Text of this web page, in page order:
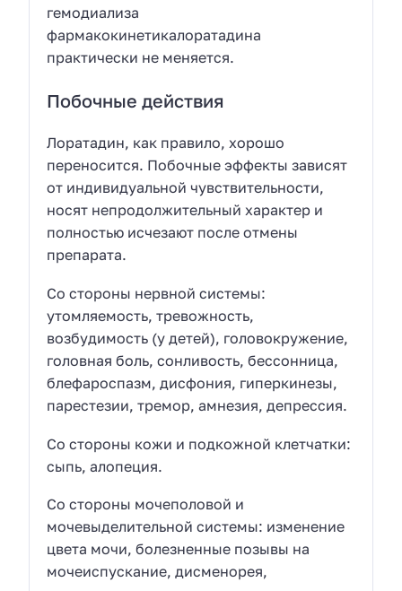
гемодиализа
фармакокинетикалоратадина
практически не меняется.
Побочные действия
Лоратадин, как правило, хорошо
переносится. Побочные эффекты зависят
от индивидуальной чувствительности,
носят непродолжительный характер и
полностью исчезают после отмены
препарата.
Со стороны нервной системы:
утомляемость, тревожность,
возбудимость (у детей), головокружение,
головная боль, сонливость, бессонница,
блефароспазм, дисфония, гиперкинезы,
парестезии, тремор, амнезия, депрессия.
Со стороны кожи и подкожной клетчатки:
сыпь, алопеция.
Со стороны мочеполовой и
мочевыделительной системы: изменение
цвета мочи, болезненные позывы на
мочеиспускание, дисменорея,